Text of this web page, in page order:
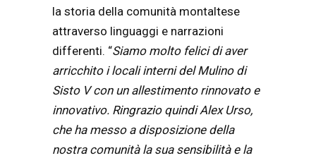
la storia della comunità montaltese
attraverso linguaggi e narrazioni
differenti. “Siamo molto felici di aver
arricchito i locali interni del Mulino di
Sisto V con un allestimento rinnovato e
innovativo. Ringrazio quindi Alex Urso,
che ha messo a disposizione della
nostra comunità la sua sensibilità e la